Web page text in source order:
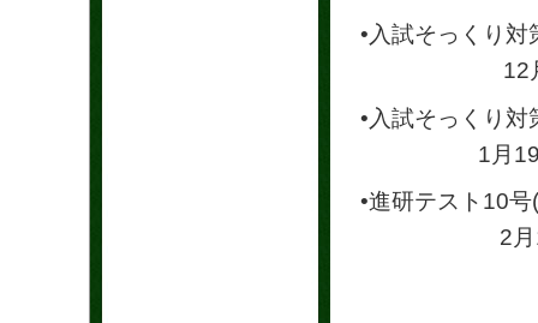
•入試そっくり
12月 8日(
•入試そっくり
1月19日(日
•進研テスト10
2月1日(日